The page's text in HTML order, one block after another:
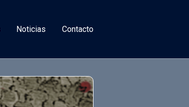
Noticias Contacto